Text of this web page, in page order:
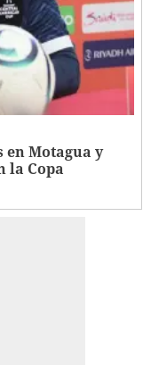
en Motagua y
la Copa